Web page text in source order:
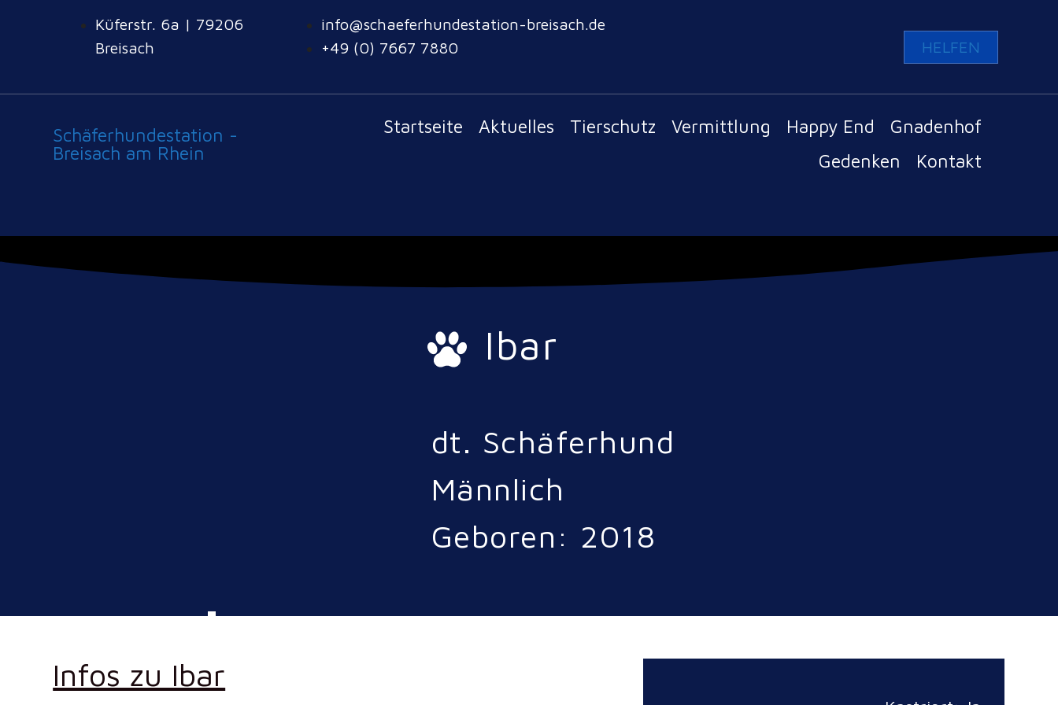
Küferstr. 6a | 79206
Breisach
info@schaeferhundestation-breisach.de
+49 (0) 7667 7880
HELFEN
Schäferhundestation -
Breisach am Rhein
Startseite Aktuelles Tierschutz Vermittlung Happy End
Gnadenhof
Gedenken
Kontakt
Ibar
dt. Schäferhund
Männlich
Geboren: 2018
Infos zu Ibar